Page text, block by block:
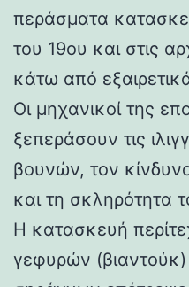
περάσματα
του 19ου και στις
κάτω από
Οι μηχανικοί της
ξεπεράσουν τις
βουνών, τον
και τη σκληρότητα
Η κατασκευή
γεφυρών (βιαντούκ)